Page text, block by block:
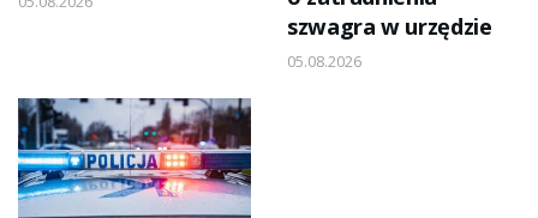
szwagra w urzędzie
05.08.2026